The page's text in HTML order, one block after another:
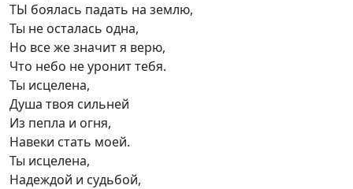
ТЫ боялась падать на землю,
Ты не осталась одна,
Но все же значит я верю,
Что небо не уронит тебя.
Ты исцелена,
Душа твоя сильней
Из пепла и огня,
Навеки стать моей.
Ты исцелена,
Надеждой и судьбой,